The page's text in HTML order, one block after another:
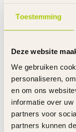
Toestemming
Deze website
We gebruiken
personaliseren,
en om ons
informatie over
partners voor
partners kunnen
Leeftijd: 8 - 10 jaar
Kenmerken:
Kader
Versnellingen
Aantal Versnellingen
Remmen
Uitvoering remmen
Remgrepen
Handvatten